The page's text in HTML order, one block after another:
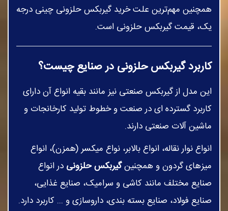
همچنین مهم‌ترین علت خرید گیربکس حلزونی چینی درجه
یک، قیمت گیربکس حلزونی است.
کاربرد گیربکس حلزونی در صنایع چیست؟
این مدل از گیربکس صنعتی نیز مانند بقیه انواع آن دارای
کاربرد گسترده‌ ای در صنعت و خطوط تولید کارخانجات و
ماشین آلات صنعتی دارند.
انواع نوار نقاله، انواع بالابر، نواع میکسر (همزن)، انواع
میزهای گردون و همچنینگیربکس حلزونی در انواع
صنایع مختلف مانند کاشی و سرامیک، صنایع غذایی،
صنایع فولاد، صنایع بسته بندی، داروسازی و ... کاربرد دارد.